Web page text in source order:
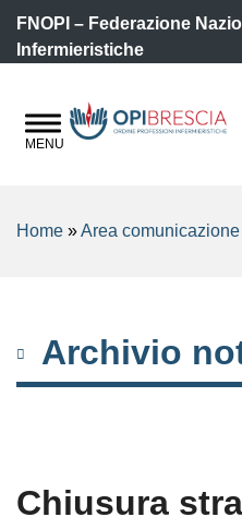
FNOPI – Federazione
Infermieristiche
Home »Area comunicazione
Archivio
Chiusura